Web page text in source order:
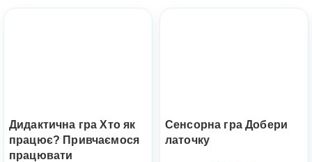
Дидактична гра Хто як
працює? Привчаємося
працювати
Сенсорна гра Добери
латочку